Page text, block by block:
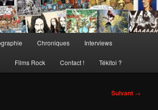
Chroniques Interviews
Films Rock Contact ! Tékitoi ?
Suivant →